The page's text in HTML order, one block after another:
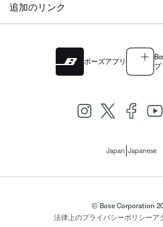
追加のリンク
ボーズアプリ
プ
Japan Japanese
© Bose Corporation
法律上のプライバシーポリシーア